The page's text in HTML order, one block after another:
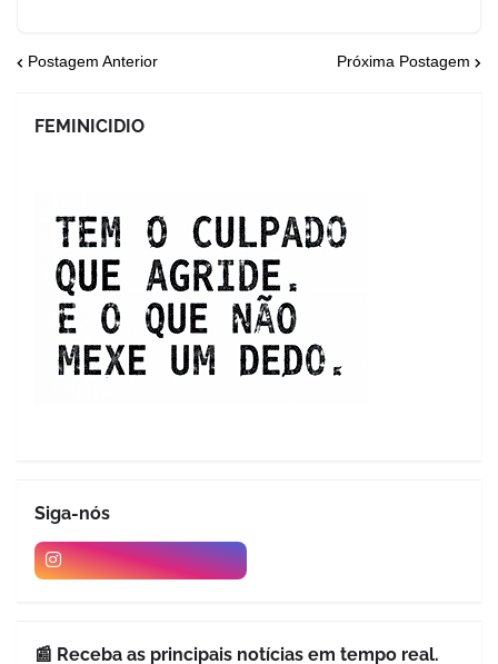
Postagem Anterior Próxima Postagem
FEMINICIDIO
Siga-nós
📰 Receba as principais notícias em tempo real.